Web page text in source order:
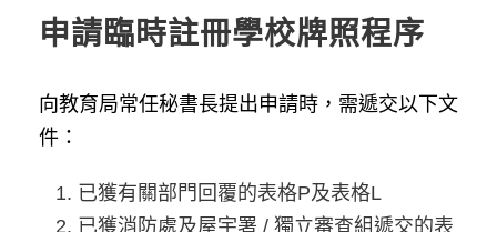
申請臨時註冊學校牌照程序
向教育局常任秘書長提出申請時，需遞交以下文
件：
已獲有關部門回覆的表格P及表格L
已獲消防處及屋宇署 / 獨立審查組遞交的表